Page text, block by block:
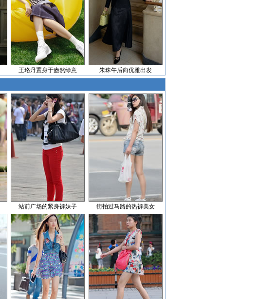
王珞丹置身于盎然绿意 朱珠午后向优雅出发
站前广场的紧身裤妹子 街拍过马路的热裤美女